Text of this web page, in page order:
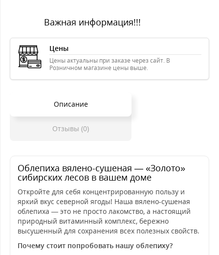
Важная информация!!!
Цены
Цены актуальны при заказе через сайт. В
Розничном магазине цены выше.
Описание
Отзывы (0)
Облепиха вялено-сушеная — «Золото»
сибирских лесов в вашем доме
Откройте для себя концентрированную пользу и
яркий вкус северной ягоды! Наша вялено-сушеная
облепиха — это не просто лакомство, а настоящий
природный витаминный комплекс, бережно
высушенный для сохранения всех полезных свойств.
Почему стоит попробовать нашу облепиху?